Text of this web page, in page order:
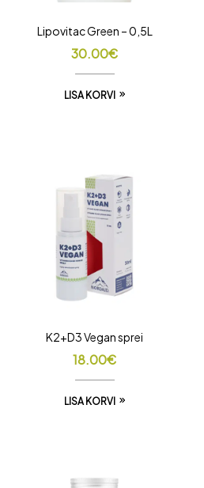
Lipovitac Green – 0,5L
30.00€
LISA KORVI
K2+D3 Vegan sprei
18.00€
LISA KORVI